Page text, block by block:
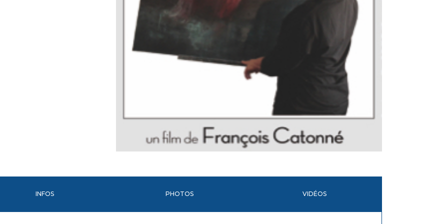
INFOS PHOTOS VIDÉOS